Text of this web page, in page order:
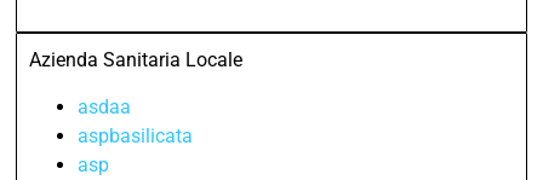
Azienda Sanitaria Locale
asdaa
aspbasilicata
asp